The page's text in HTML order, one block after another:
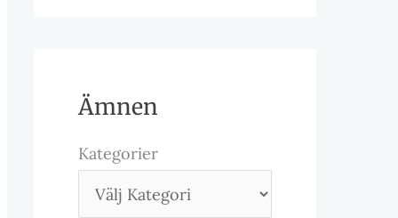
Ämnen
Kategorier